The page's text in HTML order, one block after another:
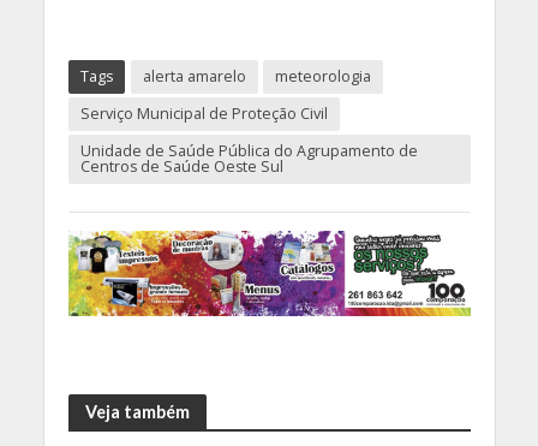
Tags alerta amarelo
meteorologia
Serviço Municipal de Proteção Civil
Unidade de Saúde Pública do Agrupamento de
Centros de Saúde Oeste Sul
Veja também